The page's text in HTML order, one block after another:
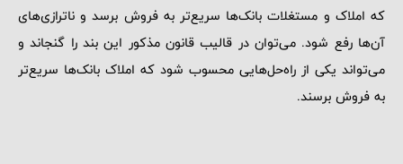
که املاک و مستغلات بانک‌ها سریع‌تر به فروش برسد و ناترازی‌های
آن‌ها رفع شود. می‌توان در قالیب قانون مذکور این بند را گنجاند و
می‌تواند یکی از راه‌حل‌هایی محسوب شود که املاک بانک‌ها سریع‌تر
به فروش برسند.